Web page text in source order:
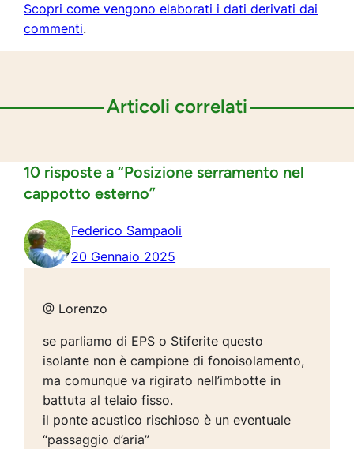
Scopri come vengono elaborati i dati derivati dai
commenti.
Articoli correlati
10 risposte a “Posizione serramento nel
cappotto esterno”
Federico Sampaoli
20 Gennaio 2025
@ Lorenzo
se parliamo di EPS o Stiferite questo
isolante non è campione di fonoisolamento,
ma comunque va rigirato nell’imbotte in
battuta al telaio fisso.
il ponte acustico rischioso è un eventuale
“passaggio d’aria”